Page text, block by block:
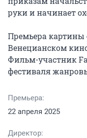
руки и начинает
Премьера картины
Венецианском
Фильм-участник
фестиваля
Премьера:
22 апреля 2025
Директор: